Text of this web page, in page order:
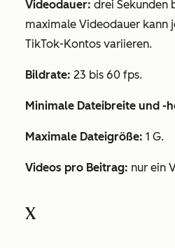
Videodauer: drei Sekunden
maximale Videodauer kann
TikTok-Kontos variieren.
Bildrate: 23 bis 60 fps.
Minimale Dateibreite und -
Maximale Dateigröße: 1 G.
Videos pro Beitrag: nur ein
X